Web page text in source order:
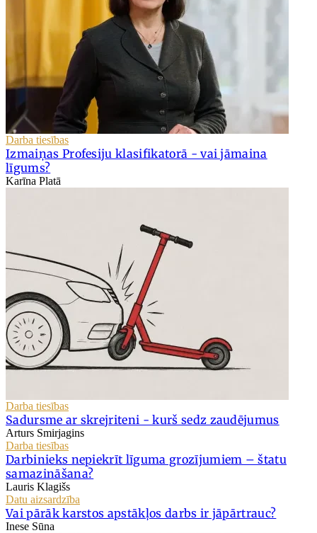
Darba tiesības
Izmaiņas Profesiju klasifikatorā - vai jāmaina
līgums?
Karīna Platā
Darba tiesības
Sadursme ar skrejriteni - kurš sedz zaudējumus
Arturs Smirjagins
Darba tiesības
Darbinieks nepiekrīt līguma grozījumiem – štatu
samazināšana?
Lauris Klagišs
Datu aizsardzība
Vai pārāk karstos apstākļos darbs ir jāpārtrauc?
Inese Sūna